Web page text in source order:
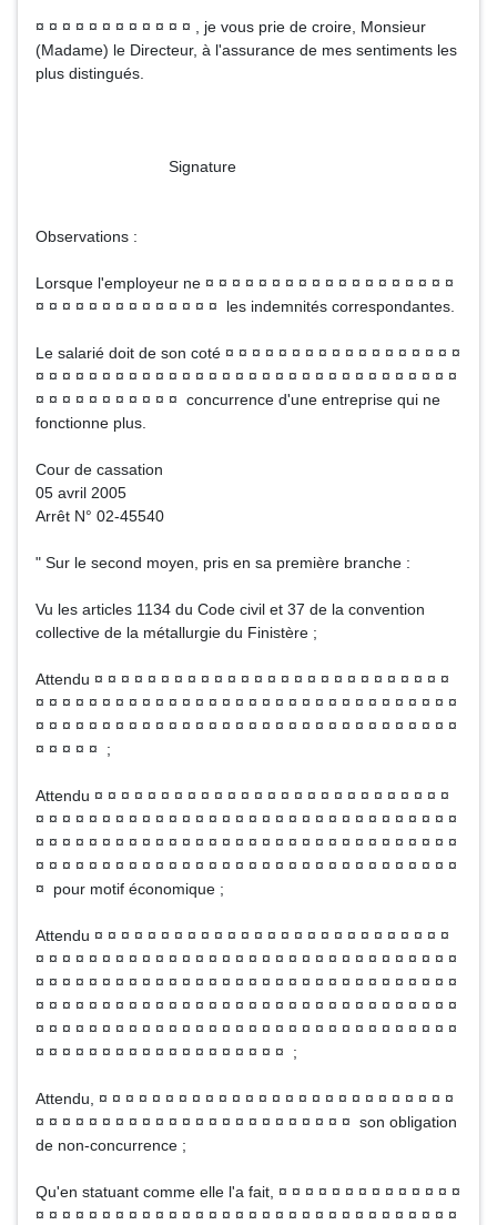
¤ ¤ ¤ ¤ ¤ ¤ ¤ ¤ ¤ ¤ ¤ ¤ , je vous prie de croire, Monsieur
(Madame) le Directeur, à l'assurance de mes sentiments les
plus distingués.
Signature
Observations :
Lorsque l'employeur ne ¤ ¤ ¤ ¤ ¤ ¤ ¤ ¤ ¤ ¤ ¤ ¤ ¤ ¤ ¤ ¤ ¤ ¤ ¤
¤ ¤ ¤ ¤ ¤ ¤ ¤ ¤ ¤ ¤ ¤ ¤ ¤ ¤ les indemnités correspondantes.
Le salarié doit de son coté ¤ ¤ ¤ ¤ ¤ ¤ ¤ ¤ ¤ ¤ ¤ ¤ ¤ ¤ ¤ ¤ ¤ ¤
¤ ¤ ¤ ¤ ¤ ¤ ¤ ¤ ¤ ¤ ¤ ¤ ¤ ¤ ¤ ¤ ¤ ¤ ¤ ¤ ¤ ¤ ¤ ¤ ¤ ¤ ¤ ¤ ¤ ¤ ¤ ¤
¤ ¤ ¤ ¤ ¤ ¤ ¤ ¤ ¤ ¤ ¤ concurrence d'une entreprise qui ne
fonctionne plus.
Cour de cassation
05 avril 2005
Arrêt N° 02-45540
" Sur le second moyen, pris en sa première branche :
Vu les articles 1134 du Code civil et 37 de la convention
collective de la métallurgie du Finistère ;
Attendu ¤ ¤ ¤ ¤ ¤ ¤ ¤ ¤ ¤ ¤ ¤ ¤ ¤ ¤ ¤ ¤ ¤ ¤ ¤ ¤ ¤ ¤ ¤ ¤ ¤ ¤ ¤
¤ ¤ ¤ ¤ ¤ ¤ ¤ ¤ ¤ ¤ ¤ ¤ ¤ ¤ ¤ ¤ ¤ ¤ ¤ ¤ ¤ ¤ ¤ ¤ ¤ ¤ ¤ ¤ ¤ ¤ ¤ ¤
¤ ¤ ¤ ¤ ¤ ¤ ¤ ¤ ¤ ¤ ¤ ¤ ¤ ¤ ¤ ¤ ¤ ¤ ¤ ¤ ¤ ¤ ¤ ¤ ¤ ¤ ¤ ¤ ¤ ¤ ¤ ¤
¤ ¤ ¤ ¤ ¤ ;
Attendu ¤ ¤ ¤ ¤ ¤ ¤ ¤ ¤ ¤ ¤ ¤ ¤ ¤ ¤ ¤ ¤ ¤ ¤ ¤ ¤ ¤ ¤ ¤ ¤ ¤ ¤ ¤
¤ ¤ ¤ ¤ ¤ ¤ ¤ ¤ ¤ ¤ ¤ ¤ ¤ ¤ ¤ ¤ ¤ ¤ ¤ ¤ ¤ ¤ ¤ ¤ ¤ ¤ ¤ ¤ ¤ ¤ ¤ ¤
¤ ¤ ¤ ¤ ¤ ¤ ¤ ¤ ¤ ¤ ¤ ¤ ¤ ¤ ¤ ¤ ¤ ¤ ¤ ¤ ¤ ¤ ¤ ¤ ¤ ¤ ¤ ¤ ¤ ¤ ¤ ¤
¤ ¤ ¤ ¤ ¤ ¤ ¤ ¤ ¤ ¤ ¤ ¤ ¤ ¤ ¤ ¤ ¤ ¤ ¤ ¤ ¤ ¤ ¤ ¤ ¤ ¤ ¤ ¤ ¤ ¤ ¤ ¤
¤ pour motif économique ;
Attendu ¤ ¤ ¤ ¤ ¤ ¤ ¤ ¤ ¤ ¤ ¤ ¤ ¤ ¤ ¤ ¤ ¤ ¤ ¤ ¤ ¤ ¤ ¤ ¤ ¤ ¤ ¤
¤ ¤ ¤ ¤ ¤ ¤ ¤ ¤ ¤ ¤ ¤ ¤ ¤ ¤ ¤ ¤ ¤ ¤ ¤ ¤ ¤ ¤ ¤ ¤ ¤ ¤ ¤ ¤ ¤ ¤ ¤ ¤
¤ ¤ ¤ ¤ ¤ ¤ ¤ ¤ ¤ ¤ ¤ ¤ ¤ ¤ ¤ ¤ ¤ ¤ ¤ ¤ ¤ ¤ ¤ ¤ ¤ ¤ ¤ ¤ ¤ ¤ ¤ ¤
¤ ¤ ¤ ¤ ¤ ¤ ¤ ¤ ¤ ¤ ¤ ¤ ¤ ¤ ¤ ¤ ¤ ¤ ¤ ¤ ¤ ¤ ¤ ¤ ¤ ¤ ¤ ¤ ¤ ¤ ¤ ¤
¤ ¤ ¤ ¤ ¤ ¤ ¤ ¤ ¤ ¤ ¤ ¤ ¤ ¤ ¤ ¤ ¤ ¤ ¤ ¤ ¤ ¤ ¤ ¤ ¤ ¤ ¤ ¤ ¤ ¤ ¤ ¤
¤ ¤ ¤ ¤ ¤ ¤ ¤ ¤ ¤ ¤ ¤ ¤ ¤ ¤ ¤ ¤ ¤ ¤ ¤ ;
Attendu, ¤ ¤ ¤ ¤ ¤ ¤ ¤ ¤ ¤ ¤ ¤ ¤ ¤ ¤ ¤ ¤ ¤ ¤ ¤ ¤ ¤ ¤ ¤ ¤ ¤ ¤ ¤
¤ ¤ ¤ ¤ ¤ ¤ ¤ ¤ ¤ ¤ ¤ ¤ ¤ ¤ ¤ ¤ ¤ ¤ ¤ ¤ ¤ ¤ ¤ ¤ son obligation
de non-concurrence ;
Qu'en statuant comme elle l'a fait, ¤ ¤ ¤ ¤ ¤ ¤ ¤ ¤ ¤ ¤ ¤ ¤ ¤ ¤
¤ ¤ ¤ ¤ ¤ ¤ ¤ ¤ ¤ ¤ ¤ ¤ ¤ ¤ ¤ ¤ ¤ ¤ ¤ ¤ ¤ ¤ ¤ ¤ ¤ ¤ ¤ ¤ ¤ ¤ ¤ ¤